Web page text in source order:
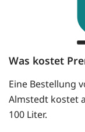
Was kostet
Eine Bestellung
Almstedt kostet
100 Liter.